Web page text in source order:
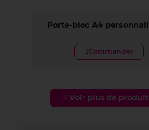
Porte-bloc A4
Commander
Voir plus de